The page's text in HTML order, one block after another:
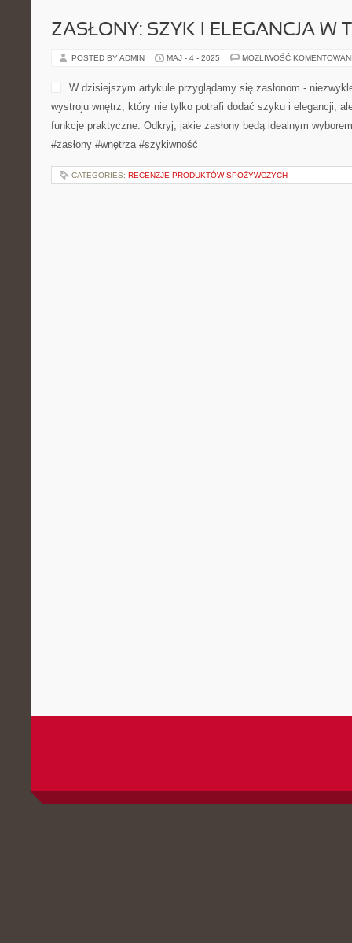
ZASŁONY: SZYK I ELEGANCJA W
POSTED BY ADMIN MAJ - 4 - 2025 MOŻLIWOŚĆ
W dzisiejszym artykule przyglądamy się zasłonom -
wystroju wnętrz, który nie tylko potrafi dodać szyku i elegancji,
funkcje praktyczne. Odkryj, jakie zasłony będą idealnym
#zasłony #wnętrza #szykiwność
CATEGORIES: RECENZJE PRODUKTÓW SPOŻYWCZYCH